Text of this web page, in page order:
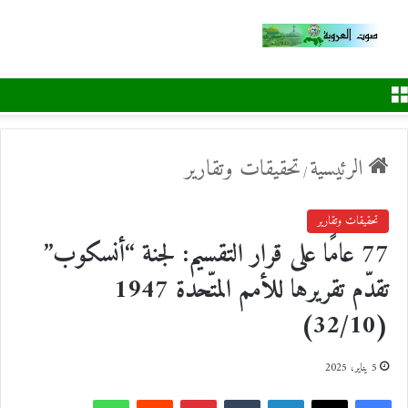
الرئيسية/تحقيقات وتقارير
تحقيقات وتقارير
77 عامًا على قرار التقسيم: لجنة “أنسكوب”
تقدّم تقريرها للأمم المتّحدة 1947
(32/10)
5 يناير، 2025